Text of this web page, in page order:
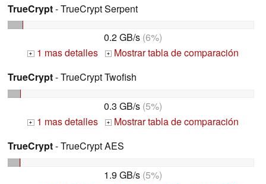
TrueCrypt- TrueCrypt Serpent
0.2 GB/s (6%)
+ 1 mas detalles +
Mostrar tabla de comparación
TrueCrypt- TrueCrypt Twofish
0.3 GB/s (5%)
+ 1 mas detalles +
Mostrar tabla de comparación
TrueCrypt- TrueCrypt AES
1.9 GB/s (5%)